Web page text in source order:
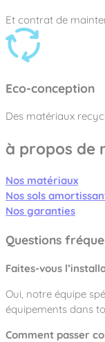
Et contrat de
Eco-conception
Des matériaux
à propos de
Nos matériaux
Nos sols
Nos garanties
Questions
Faites-vous
Oui, notre équipe
équipements dans
Comment passer